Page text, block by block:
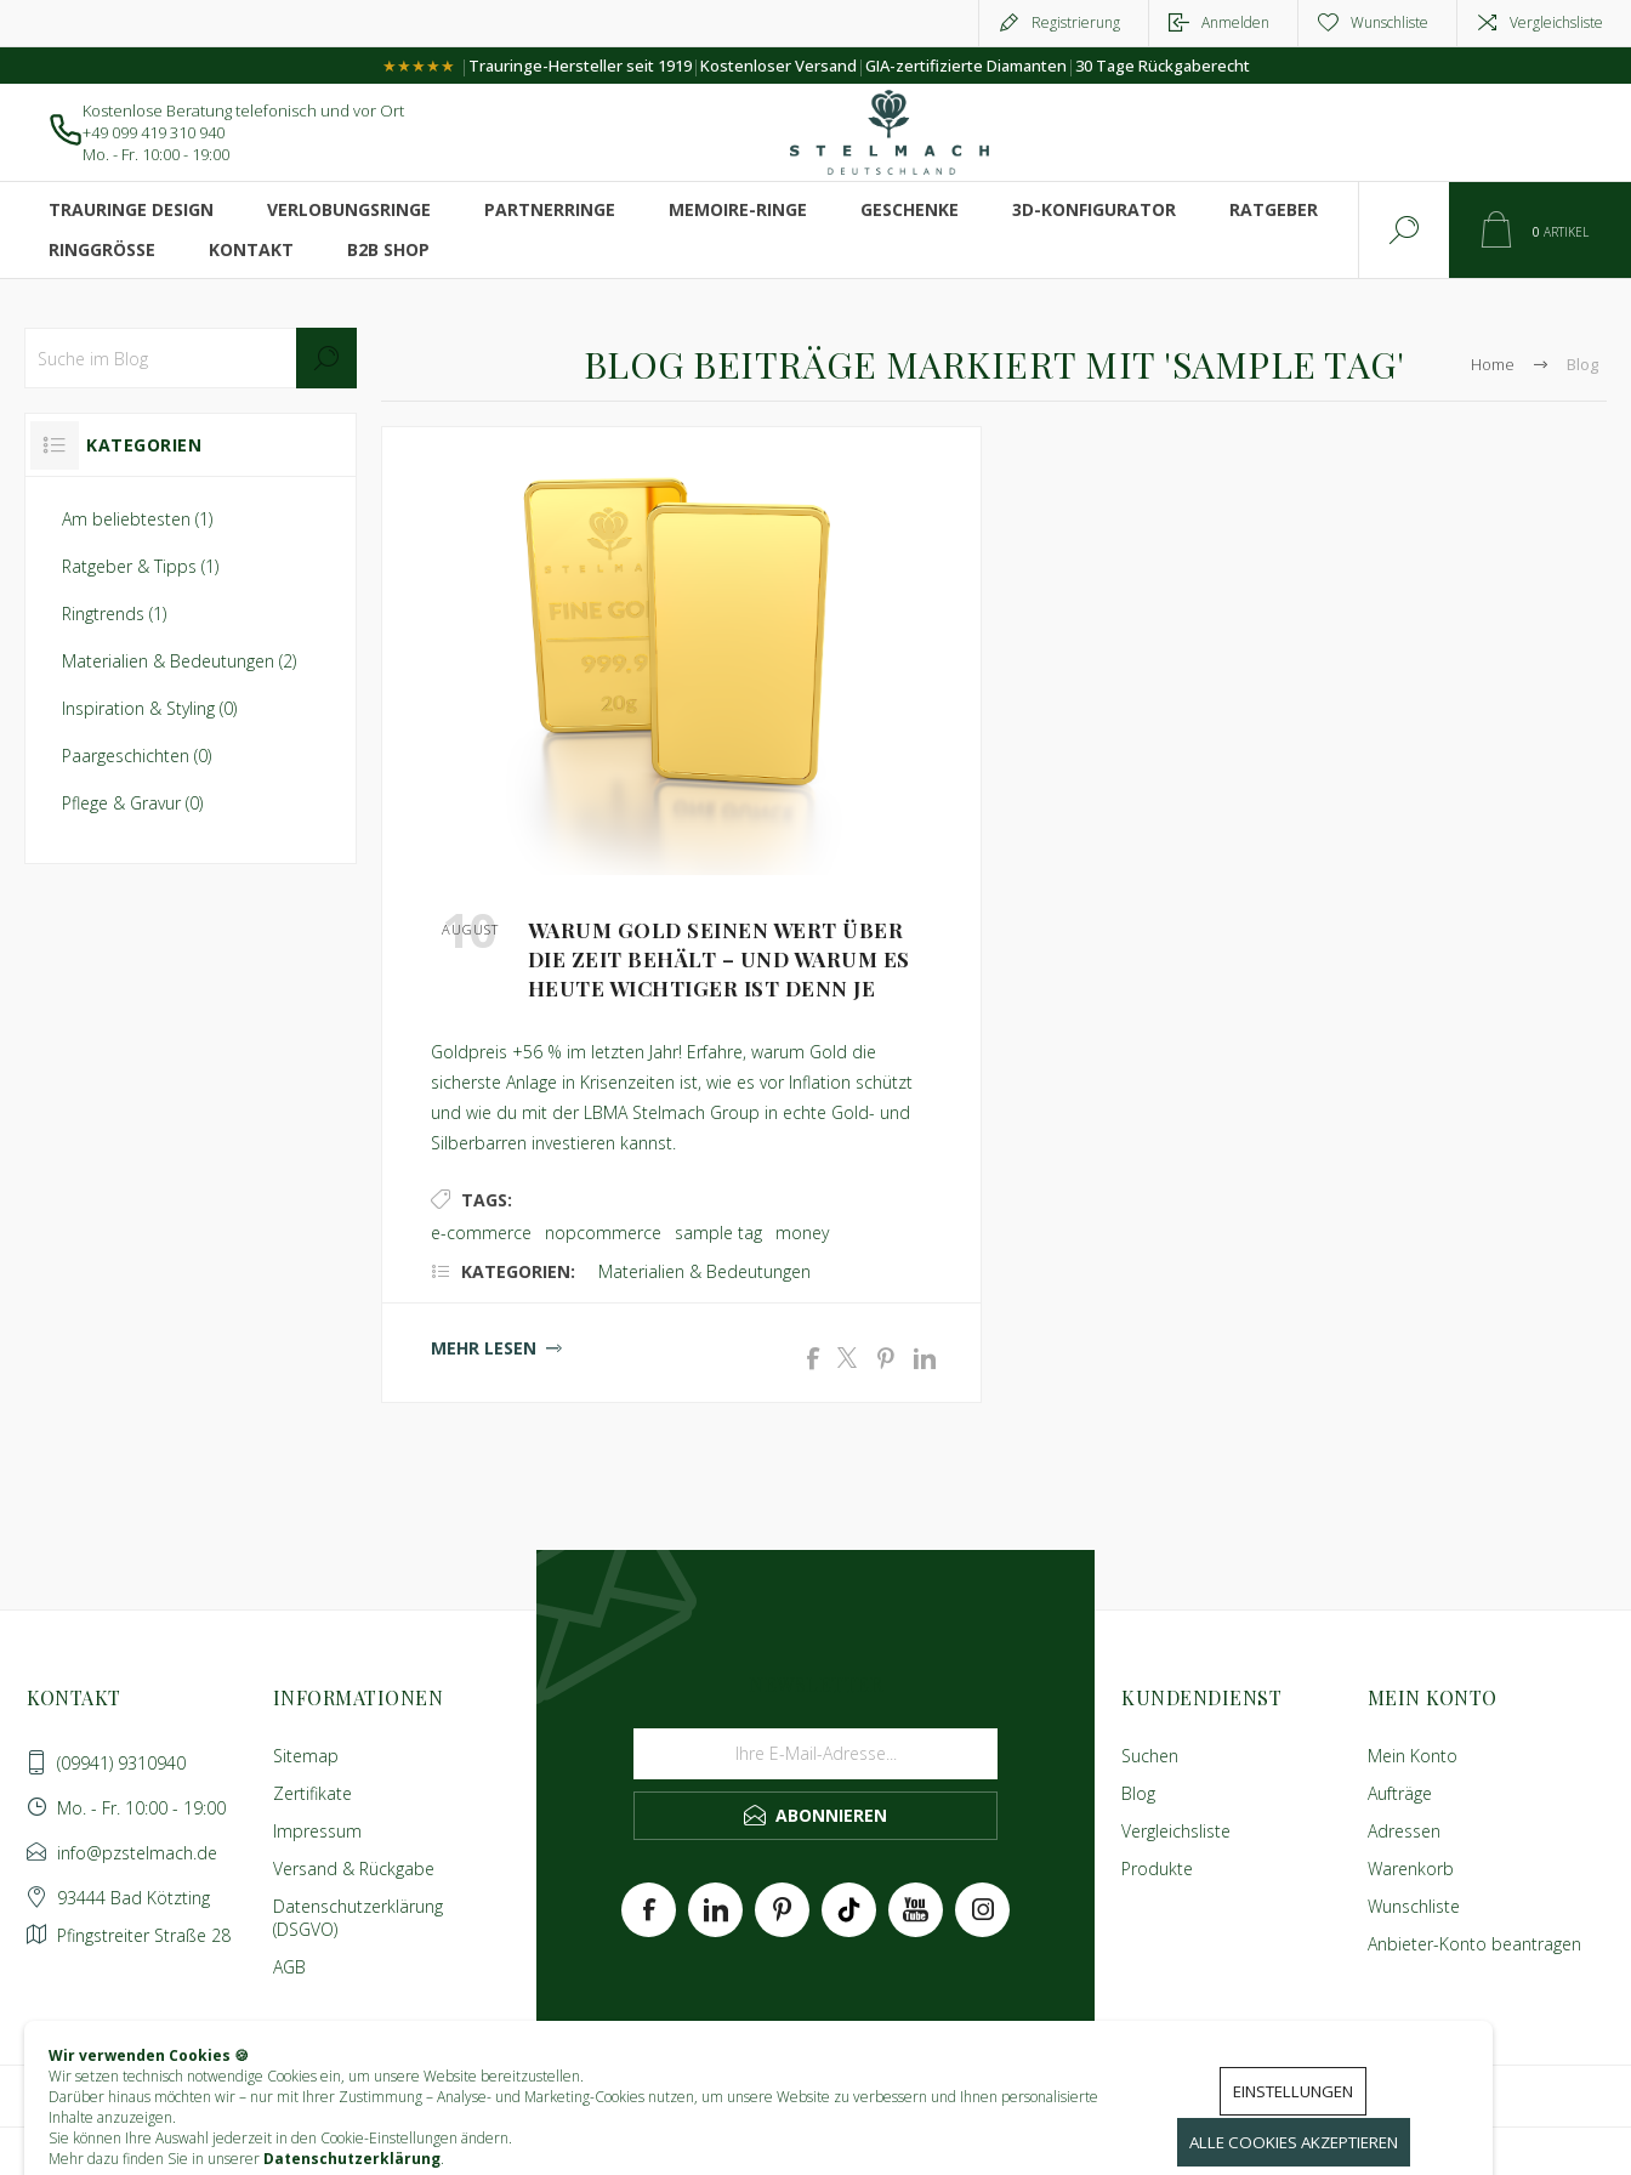
Registrierung Anmelden Wunschliste Vergleichsliste
★★★★★ | Trauringe-Hersteller seit 1919|Kostenloser Versand |GIA-zertifizierte Diamanten |30 Tage Rückgaberecht
Kostenlose Beratung telefonisch und vor Ort
+49 099 419 310 940
Mo. - Fr. 10:00 - 19:00
TRAURINGE DESIGN VERLOBUNGSRINGE PARTNERRINGE MEMOIRE-RINGE GESCHENKE 3D-KONFIGURATOR
RATGEBER
RINGGRÖSSE
KONTAKT B2B SHOP
0 ARTIKEL
Home Blog
BLOG BEITRÄGE MARKIERT MIT 'SAMPLE TAG'
10
AUGUST
WARUM GOLD SEINEN WERT ÜBER
DIE ZEIT BEHÄLT – UND WARUM ES
HEUTE WICHTIGER IST DENN JE
Goldpreis +56 % im letzten Jahr! Erfahre, warum Gold die
sicherste Anlage in Krisenzeiten ist, wie es vor Inflation schützt
und wie du mit der LBMA Stelmach Group in echte Gold- und
Silberbarren investieren kannst.
TAGS:
e-commerce
nopcommerce sample tag
money
KATEGORIEN:
Materialien & Bedeutungen
MEHR LESEN
KATEGORIEN
Am beliebtesten (1)
Ratgeber & Tipps (1)
Ringtrends (1)
Materialien & Bedeutungen (2)
Inspiration & Styling (0)
Paargeschichten (0)
Pflege & Gravur (0)
Wir verwenden Cookies 🍪
Wir setzen technisch notwendige Cookies ein, um unsere Website bereitzustellen.
Darüber hinaus möchten wir – nur mit Ihrer Zustimmung – Analyse- und Marketing-Cookies nutzen, um unsere Website zu verbessern und Ihnen personalisierte
Inhalte anzuzeigen.
Sie können Ihre Auswahl jederzeit in den Cookie-Einstellungen ändern.
Mehr dazu finden Sie in unserer Datenschutzerklärung.
EINSTELLUNGEN
ALLE COOKIES AKZEPTIEREN
ABONNIEREN
KONTAKT
(09941) 9310940
Mo. - Fr. 10:00 - 19:00
info@pzstelmach.de
93444 Bad Kötzting
Pfingstreiter Straße 28
INFORMATIONEN
Sitemap
Zertifikate
Impressum
Versand & Rückgabe
Datenschutzerklärung
(DSGVO)
AGB
KUNDENDIENST
Suchen
Blog
Vergleichsliste
Produkte
MEIN KONTO
Mein Konto
Aufträge
Adressen
Warenkorb
Wunschliste
Anbieter-Konto beantragen